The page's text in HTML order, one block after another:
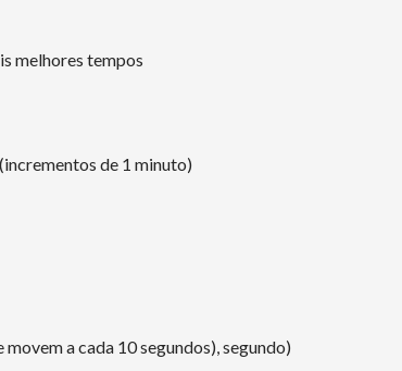
melhores tempos
de 1 minuto)
a cada 10 segundos), segundo)